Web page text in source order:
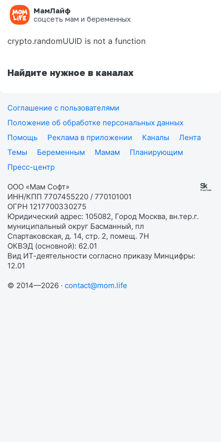
МамЛайф
соцсеть мам и беременных
Ошибка на странице
crypto.randomUUID is not a function
Найдите нужное в каналах
Соглашение с пользователями
Положение об обработке персональных данных
Помощь
Реклама в приложении Каналы
Лента
Темы
Беременным Мамам
Планирующим
Пресс-центр
ООО «Мам Софт»
ИНН/КПП 7707455220 / 770101001
ОГРН 1217700330275
Юридический адрес: 105082, Город Москва, вн.тер.г.
муниципальный округ Басманный, пл
Спартаковская, д. 14, стр. 2, помещ. 7Н
ОКВЭД (основной): 62.01
Вид ИТ-деятельности согласно приказу Минцифры:
12.01
© 2014—2026 · contact@mom.life